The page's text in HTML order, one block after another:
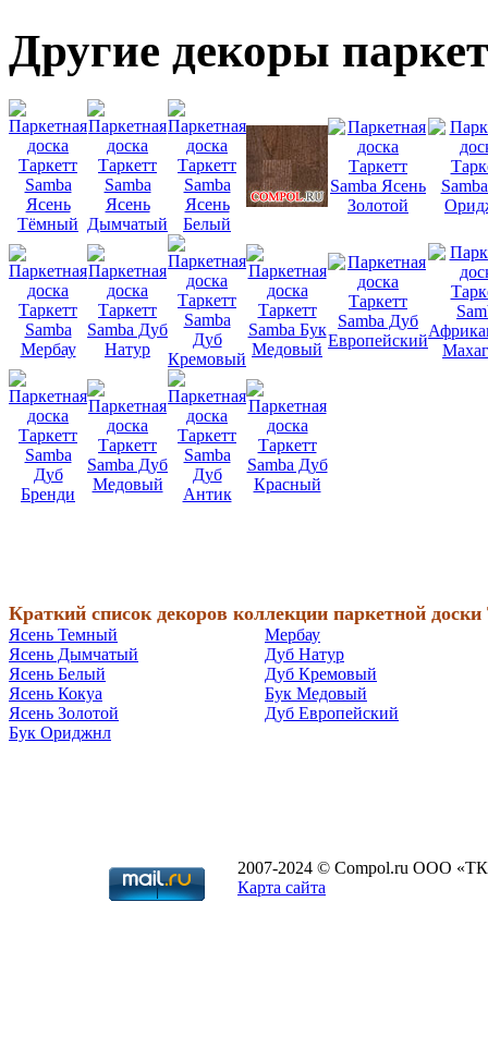
Другие декоры
Краткий список декоров коллекции паркетной
Ясень Темный
Ясень Дымчатый
Ясень Белый
Ясень Кокуа
Ясень Золотой
Бук Ориджнл
Мербау
Дуб Натур
Дуб Кремовый
Бук Медовый
Дуб Европейский
2007-2024 © Compol.ru ООО «ТК
Карта сайта